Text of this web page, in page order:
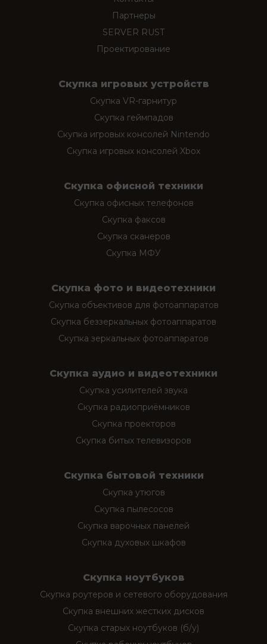
Партнеры
SERVER RUST
Проектирование
Скупка игровых устройств
Скупка VR-гарнитур
Скупка геймпадов
Скупка игровых консолей Nintendo
Скупка игровых консолей Xbox
Скупка офисной техники
Скупка офисных телефонов
Скупка факсов
Скупка сканеров
Скупка МФУ
Скупка фото и видеотехники
Скупка объективов для фотоаппаратов
Скупка беззеркальных фотоаппаратов
Скупка зеркальных фотоаппаратов
Скупка аудио и видеотехники
Скупка усилителей звука
Скупка радиоприёмников
Скупка проекторов
Скупка битых телевизоров
Скупка бытовой техники
Скупка утюгов
Скупка пылесосов
Скупка варочных панелей
Скупка духовых шкафов
Скупка ноутбуков
Скупка роутеров и сетевого оборудования
Скупка внешних жестких дисков
Скупка старых ноутбуков (б/у)